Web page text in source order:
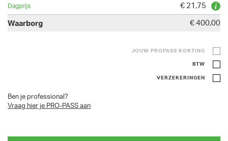
€ 21,75
€ 400,00
JOUW PROPASS KORTING
BTW
VERZEKERINGEN
Ben je professional?
Vraag hier je PRO-PASS aan